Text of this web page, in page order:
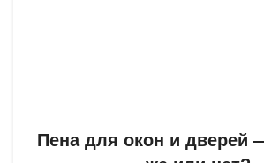
Пена для окон и дверей